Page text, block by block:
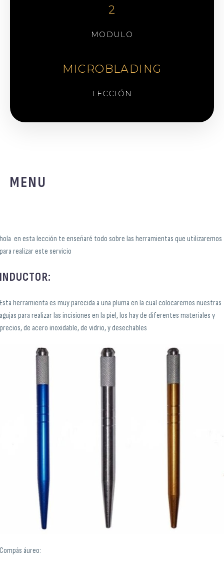
2
MODULO
MICROBLADING
LECCIÓN
MENU
hola en esta lección te enseñaré todo sobre las herramientas que utilizaremos
para realizar este servicio
INDUCTOR:
Esta herramienta es muy parecida a una pluma en la cual colocaremos nuestras
agujas para realizar las incisiones en la piel, los hay de diferentes materiales y
precios, de acero inoxidable, de vidrio, y desechables
Compás áureo: